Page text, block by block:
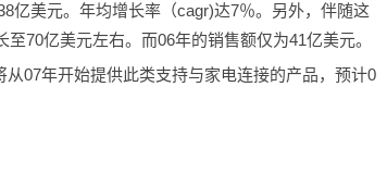
亿美元。年均增长率（cagr)达7％。另外，伴随这
70亿美元左右。而06年的销售额仅为41亿美元。
07年开始提供此类支持与家电连接的产品，预计0